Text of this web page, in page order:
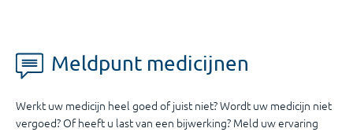
Meldpunt medicijnen
Werkt uw medicijn heel goed of juist niet? Wordt uw medicijn niet
vergoed? Of heeft u last van een bijwerking? Meld uw ervaring